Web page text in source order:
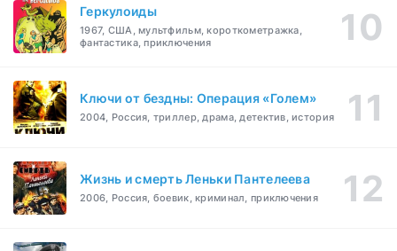
Геркулоиды
1967, США, мультфильм, короткометражка,
фантастика, приключения
Ключи от бездны: Операция «Голем»
2004, Россия, триллер, драма, детектив, история
Жизнь и смерть Леньки Пантелеева
2006, Россия, боевик, криминал, приключения